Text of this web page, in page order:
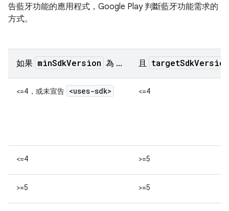
告藍牙功能的應用程式，Google Play 判斷藍牙功能需求的
方式。
如果 minSdkVersion 為 ... 且 targetSdkVersion
<=4，或未宣告 <uses-sdk> <=4
<=4 >=5
>=5 >=5